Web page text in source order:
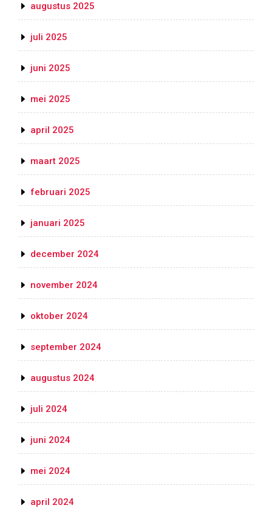
augustus 2025
juli 2025
juni 2025
mei 2025
april 2025
maart 2025
februari 2025
januari 2025
december 2024
november 2024
oktober 2024
september 2024
augustus 2024
juli 2024
juni 2024
mei 2024
april 2024